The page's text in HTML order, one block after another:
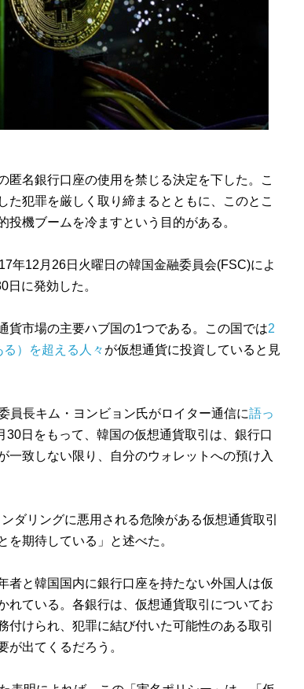
匿名銀行口座の使用を禁じる決定を下した。こ
た犯罪を厳しく取り締まるとともに、このとこ
投機ブームを冷ますという目的がある。
年12月26日火曜日の韓国金融委員会(FSC)によ
日に発効した。
貨市場の主要ハブ国の1つである。この国では2
）を超える人々 が仮想通貨に投資していると見
員長キム・ヨンビョン氏がロイター通信に語っ
30日をもって、韓国の仮想通貨取引は、銀行口
一致しない限り、自分のウォレットへの預け入
ダリングに悪用される危険がある仮想通貨取引
を期待している」と述べた。
者と韓国国内に銀行口座を持たない外国人は仮
れている。各銀行は、仮想通貨取引についてお
付けられ、犯罪に結び付いた可能性のある取引
が出てくるだろう。